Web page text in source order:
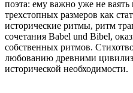
поэта: ему важно уже не ваять
трехстопных размеров как
исторические ритмы, ритм
сочетания Babel und Bibel,
собственных ритмов.
любованию древними
исторической необходимости.